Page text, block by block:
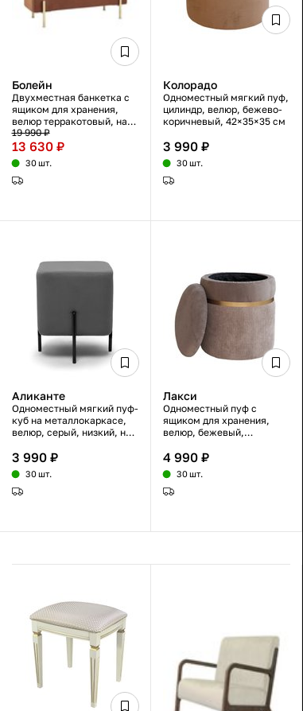
Болейн
Двухместная банкетка с
ящиком для хранения,
велюр терракотовый, на
металлических ножках,
без спинки
19 990 ₽
13 630 ₽
30 шт.
Колорадо
Одноместный мягкий пуф,
цилиндр, велюр, бежево-
коричневый, 42×35×35 см
3 990 ₽
30 шт.
Аликанте
Одноместный мягкий пуф-
куб на металлокаркасе,
велюр, серый, низкий, на
3 990 ₽
30 шт.
Лакси
Одноместный пуф с
ящиком для хранения,
велюр, бежевый,
35×35×40 см
4 990 ₽
30 шт.